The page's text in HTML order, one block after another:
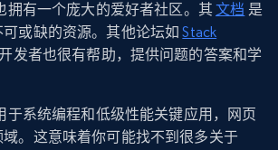
拥有一个庞大的爱好者社区。其文档 是
或缺的资源。其他论坛如Stack
发者也很有帮助，提供问题的答案和学
于系统编程和低级性能关键应用，网页
。这意味着你可能找不到很多关于